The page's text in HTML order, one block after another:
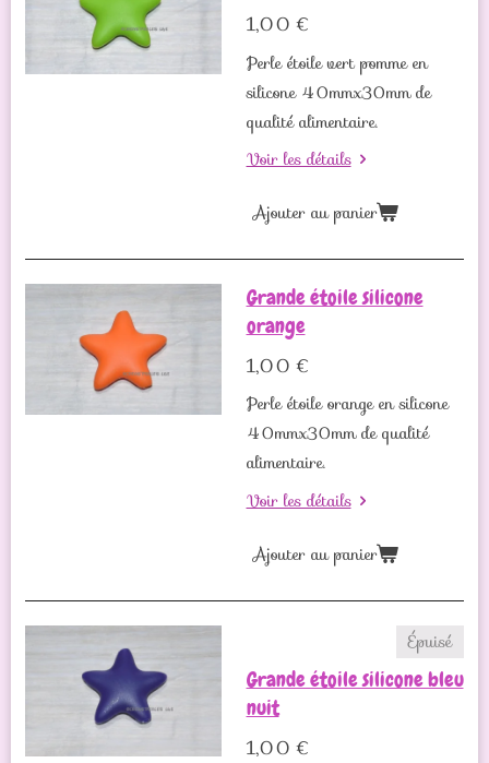
1,00 €
Perle étoile vert pomme en
silicone 40mmx30mm de
qualité alimentaire.
Voir les détails
Ajouter au panier
Grande étoile silicone
orange
1,00 €
Perle étoile orange en silicone
40mmx30mm de qualité
alimentaire.
Voir les détails
Ajouter au panier
Épuisé
Grande étoile silicone bleu
nuit
1,00 €